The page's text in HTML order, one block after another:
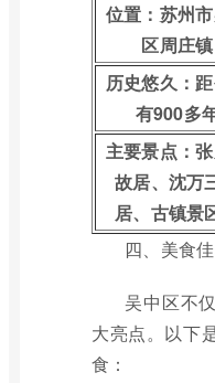
位置：苏州
区周庄镇
历史悠久：
有900多
主要景点：
故居、沈万
居、古镇景
四、美食
吴中区不
大亮点。以下
食：